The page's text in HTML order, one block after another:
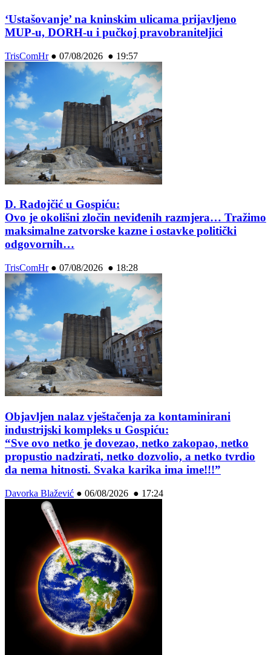
‘Ustašovanje’ na kninskim ulicama prijavljeno
MUP-u, DORH-u i pučkoj pravobraniteljici
TrisComHr● 07/08/2026 ● 19:57
D. Radojčić u Gospiću:
Ovo je okolišni zločin neviđenih razmjera… Tražimo
maksimalne zatvorske kazne i ostavke politički
odgovornih…
TrisComHr● 07/08/2026 ● 18:28
Objavljen nalaz vještačenja za kontaminirani
industrijski kompleks u Gospiću:
“Sve ovo netko je dovezao, netko zakopao, netko
propustio nadzirati, netko dozvolio, a netko tvrdio
da nema hitnosti. Svaka karika ima ime!!!”
Davorka Blažević ● 06/08/2026 ● 17:24